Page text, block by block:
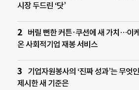
시장 두드린 ‘닷’
버릴 뻔한 커튼·쿠션에 새 가치…이
온 사회적기업 재봉 서비스
기업자원봉사의 ‘진짜 성과’는 무엇
제시한 새 기준은